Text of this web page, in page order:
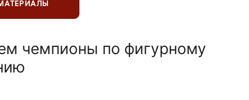
чемпионы по фигурному